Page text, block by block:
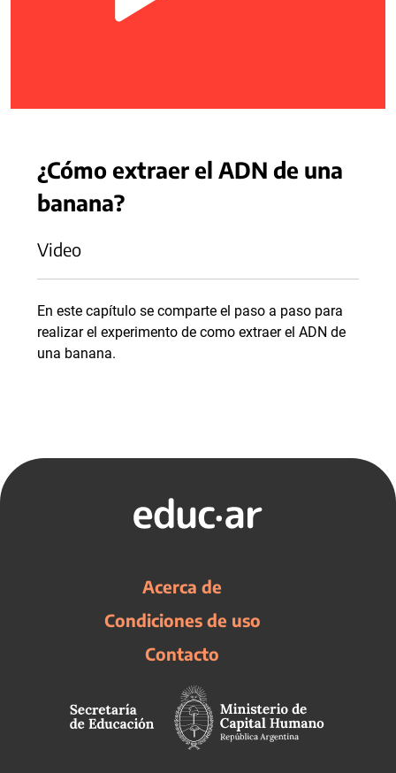
¿Cómo extraer el ADN de una
banana?
Video
En este capítulo se comparte el paso a paso para
realizar el experimento de como extraer el ADN de
una banana.
Acerca de
Condiciones de uso
Contacto